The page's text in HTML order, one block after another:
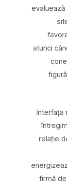
atunci
Interfața
relație
firmă